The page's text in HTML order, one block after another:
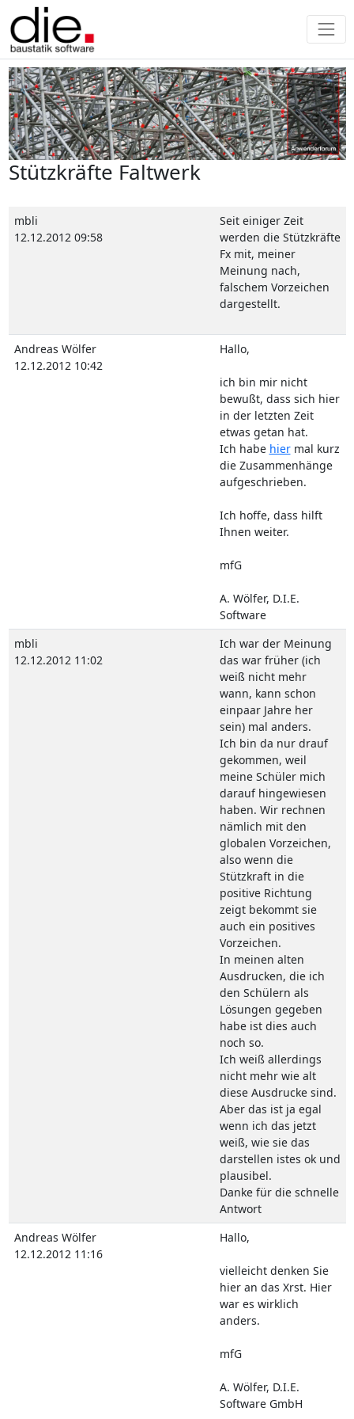
Stützkräfte Faltwerk
mbli
12.12.2012 09:58
Seit einiger Zeit
werden die Stützkräfte
Fx mit, meiner
Meinung nach,
falschem Vorzeichen
dargestellt.
Andreas Wölfer
12.12.2012 10:42
Hallo,
ich bin mir nicht
bewußt, dass sich hier
in der letzten Zeit
etwas getan hat.
Ich habe hiermal kurz
die Zusammenhänge
aufgeschrieben.
Ich hoffe, dass hilft
Ihnen weiter.
mfG
A. Wölfer, D.I.E.
Software
mbli
12.12.2012 11:02
Ich war der Meinung
das war früher (ich
weiß nicht mehr
wann, kann schon
einpaar Jahre her
sein) mal anders.
Ich bin da nur drauf
gekommen, weil
meine Schüler mich
darauf hingewiesen
haben. Wir rechnen
nämlich mit den
globalen Vorzeichen,
also wenn die
Stützkraft in die
positive Richtung
zeigt bekommt sie
auch ein positives
Vorzeichen.
In meinen alten
Ausdrucken, die ich
den Schülern als
Lösungen gegeben
habe ist dies auch
noch so.
Ich weiß allerdings
nicht mehr wie alt
diese Ausdrucke sind.
Aber das ist ja egal
wenn ich das jetzt
weiß, wie sie das
darstellen istes ok und
plausibel.
Danke für die schnelle
Antwort
Andreas Wölfer
12.12.2012 11:16
Hallo,
vielleicht denken Sie
hier an das Xrst. Hier
war es wirklich
anders.
mfG
A. Wölfer, D.I.E.
Software GmbH